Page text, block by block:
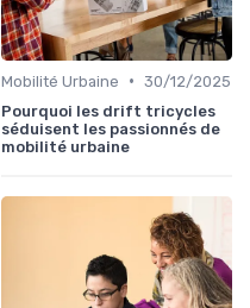
Mobilité Urbaine • 30/12/2025
Pourquoi les drift tricycles
séduisent les passionnés de
mobilité urbaine